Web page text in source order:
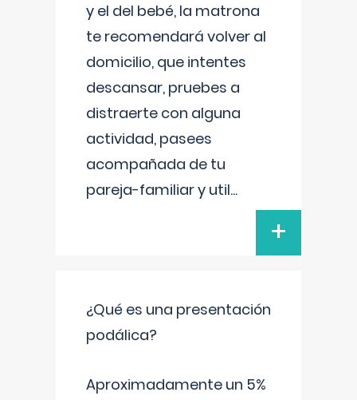
y el del bebé, la matrona
te recomendará volver al
domicilio, que intentes
descansar, pruebes a
distraerte con alguna
actividad, pasees
acompañada de tu
pareja-familiar y util...
+
¿Qué es una presentación
podálica?
Aproximadamente un 5%